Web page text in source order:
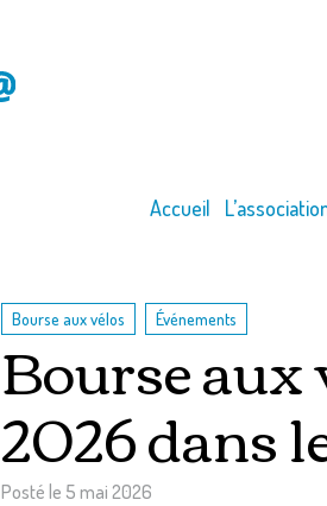
Accueil
Bourse aux vélos Événements
Bourse aux
2026 dans
Posté le 5 mai 2026